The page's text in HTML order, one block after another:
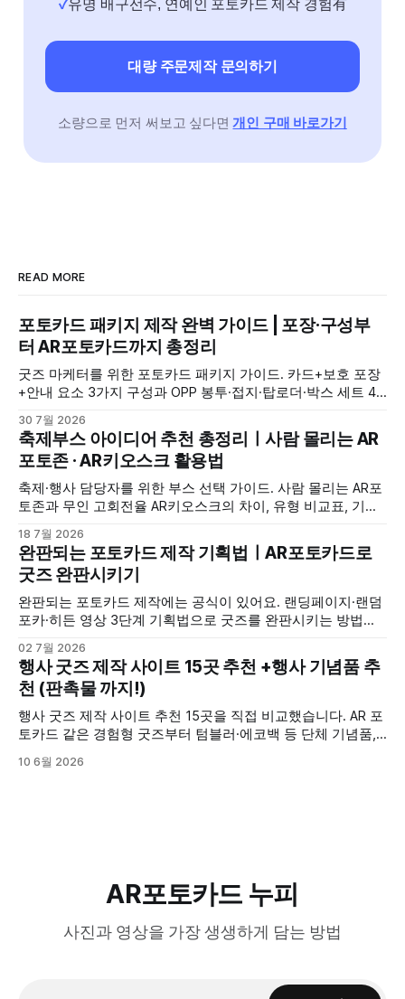
✓유명 배구선수, 연예인 포토카드 제작 경험有
대량 주문제작 문의하기
소량으로 먼저 써보고 싶다면개인 구매 바로가기
READ MORE
포토카드 패키지 제작 완벽 가이드 | 포장·구성부
터 AR포토카드까지 총정리
굿즈 마케터를 위한 포토카드 패키지 가이드. 카드+보호 포장
+안내 요소 3가지 구성과 OPP 봉투·접지·탑로더·박스 세트 4
30 7월 2026
축제부스 아이디어 추천 총정리ㅣ사람 몰리는 AR
포토존 · AR키오스크 활용법
축제·행사 담당자를 위한 부스 선택 가이드. 사람 몰리는 AR포
토존과 무인 고회전율 AR키오스크의 차이, 유형 비교표, 기획
18 7월 2026
완판되는 포토카드 제작 기획법ㅣAR포토카드로
굿즈 완판시키기
완판되는 포토카드 제작에는 공식이 있어요. 랜딩페이지·랜덤
포카·히든 영상 3단계 기획법으로 굿즈를 완판시키는 방법을
02 7월 2026
행사 굿즈 제작 사이트 15곳 추천 +행사 기념품 추
천 (판촉물 까지!)
행사 굿즈 제작 사이트 추천 15곳을 직접 비교했습니다. AR 포
토카드 같은 경험형 굿즈부터 텀블러·에코백 등 단체 기념품,
드입니다.
10 6월 2026
AR포토카드 누피
사진과 영상을 가장 생생하게 담는 방법